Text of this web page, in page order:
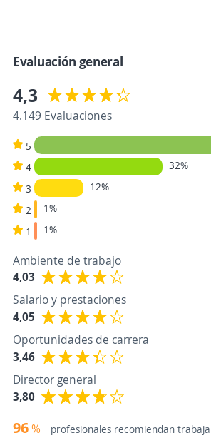
Evaluación general
4,3
4.149 Evaluaciones
5
4
32%
3
12%
2
1%
1
1%
Ambiente de trabajo
4,03
Salario y prestaciones
4,05
Oportunidades de carrera
3,46
Director general
3,80
96% profesionales recomiendan